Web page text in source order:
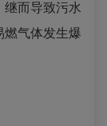
而导致污水
燃气体发生爆